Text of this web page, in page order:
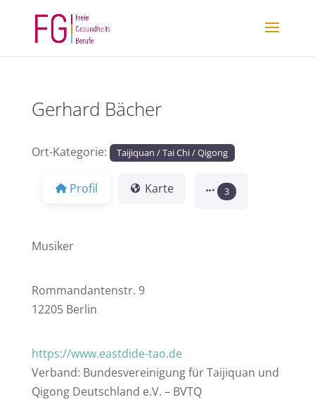
Gerhard Bächer
Ort-Kategorie: Taijiquan / Tai Chi / Qigong
Profil Karte 3
Musiker
Rommandantenstr. 9
12205 Berlin
https://www.eastdide-tao.de
Verband: Bundesvereinigung für Taijiquan und
Qigong Deutschland e.V. – BVTQ